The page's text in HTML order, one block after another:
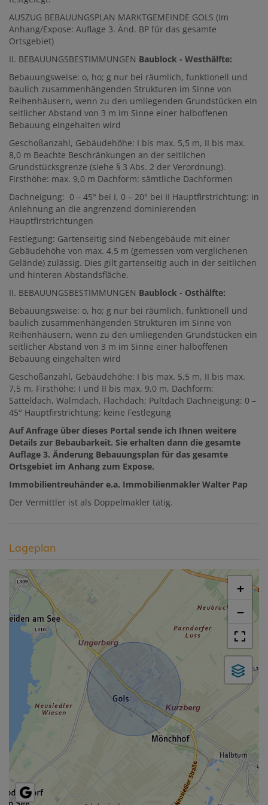
AUSZUG BEBAUUNGSPLAN MARKTGEMEINDE GOLS (Im
Anhang/Expose: Auflage 3. Änd. BP für das gesamte
Ortsgebiet)
II. BEBAUUNGSBESTIMMUNGEN Baublock - Westhälfte:
Bebauungsweise: o, ho; g nur bei räumlich, funktionell und
baulich zusammenhängenden Strukturen im Sinne von
Reihenhäusern, wenn zu den umliegenden Grundstücken ein
seitlicher Abstand von 3 m im Sinne einer halboffenen
Bebauung eingehalten wird
Geschoßanzahl, Gebäudehöhe: I bis max. 5,5 m, II bis max.
8,0 m Beachte Beschränkungen an der seitlichen
Grundstücksgrenze (siehe § 3 Abs. 2 der Verordnung).
Firsthöhe: max. 9,0 m Dachform: sämtliche Dachformen
Dachneigung: 0 – 45° bei I, 0 – 20° bei II Hauptfirstrichtung: in
Anlehnung an die angrenzend dominierenden
Hauptfirstrichtungen
Festlegung: Gartenseitig sind Nebengebäude mit einer
Gebäudehöhe von max. 4,5 m (gemessen vom verglichenen
Gelände) zulässig. Dies gilt gartenseitig auch in der seitlichen
und hinteren Abstandsfläche.
II. BEBAUUNGSBESTIMMUNGEN Baublock - Osthälfte:
Bebauungsweise: o, ho; g nur bei räumlich, funktionell und
baulich zusammenhängenden Strukturen im Sinne von
Reihenhäusern, wenn zu den umliegenden Grundstücken ein
seitlicher Abstand von 3 m im Sinne einer halboffenen
Bebauung eingehalten wird
Geschoßanzahl, Gebäudehöhe: I bis max. 5,5 m, II bis max.
7,5 m, Firsthöhe: I und II bis max. 9,0 m, Dachform:
Satteldach, Walmdach, Flachdach; Pultdach Dachneigung: 0 –
45° Hauptfirstrichtung: keine Festlegung
Auf Anfrage über dieses Portal sende ich Ihnen weitere
Details zur Bebaubarkeit. Sie erhalten dann die gesamte
Auflage 3. Änderung Bebauungsplan für das gesamte
Ortsgebiet im Anhang zum Expose.
Immobilientreuhänder e.a. Immobilienmakler Walter Pap
Der Vermittler ist als Doppelmakler tätig.
Lageplan
+
−